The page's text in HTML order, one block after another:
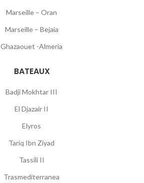
Marseille – Oran
Marseille – Bejaia
Ghazaouet -Almeria
BATEAUX
Badji Mokhtar III
El Djazair II
Elyros
Tariq Ibn Ziyad
Tassili II
Trasmediterranea